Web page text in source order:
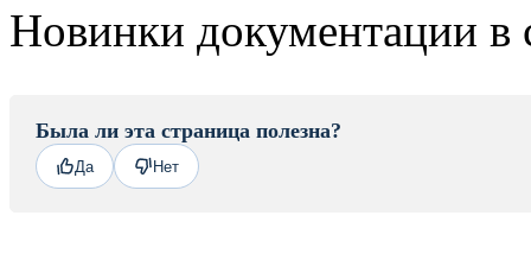
Новинки документации в
Была ли эта страница полезна?
Да Нет